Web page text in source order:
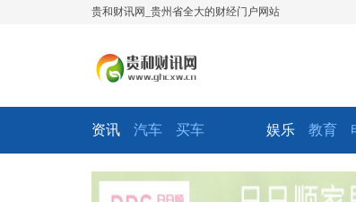
贵和财讯网_贵州省全大的财经门户网站
资讯 汽车 买车 娱乐 教育